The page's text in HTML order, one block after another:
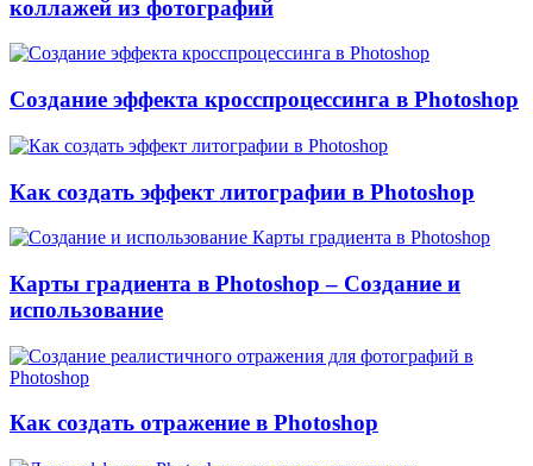
коллажей из фотографий
Создание эффекта кросспроцессинга в Photoshop
Как создать эффект литографии в Photoshop
Карты градиента в Photoshop – Создание и
использование
Как создать отражение в Photoshop